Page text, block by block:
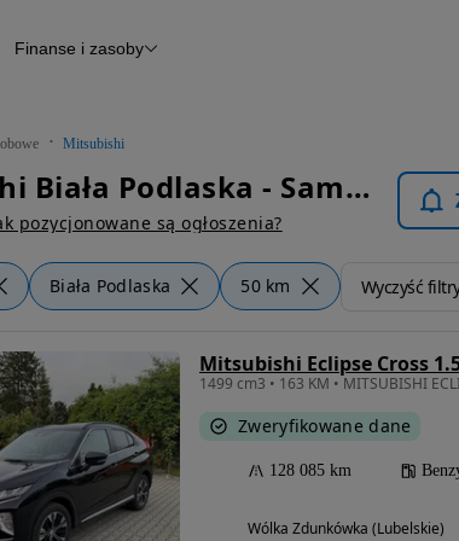
Raport z inspekcji
Otomoto News
Finanse i zasoby
Mitsubishi
Mitsubishi Biała Podlaska - Samochody Osobowe
pozycjonowane są ogłoszenia?
Biała Podlaska 50 km Wyczyść
Mitsubishi Eclipse Cross
1499 cm3 • 163 KM • MITSUBISHI
Zweryfikowane dane
128 085 km
Wólka Zdunkówka (Lubelskie)